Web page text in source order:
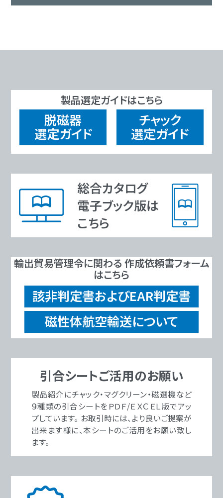
製品選定ガイドはこちら
脱磁器
選定ガイド
チャック
選定ガイド
総合カタログ
電子ブック版は
こちら
輸出貿易管理令に関わる 作成依頼書フォーム
はこちら
該非判定書およびEAR判定書
磁性体航空輸送について
引合シートご活用のお願い
製品紹介にチャック・マグクリーン・磁選機など
９種類の引合シートをＰＤＦ/ＥＸＣＥＬ版でアッ
プしています。 お取引時には、より良いご提案が
出来ます様に、本シートのご活用をお願い致し
ます。